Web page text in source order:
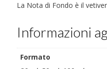
La Nota di Fondo è il
Informazioni
Formato